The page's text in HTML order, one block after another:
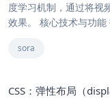
度学习机制，通过将视
效果。 核心技术与功
sora
CSS：弹性布局（